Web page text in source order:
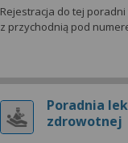
Rejestracja do tej
z przychodnią pod
Poradnia
zdrowotnej